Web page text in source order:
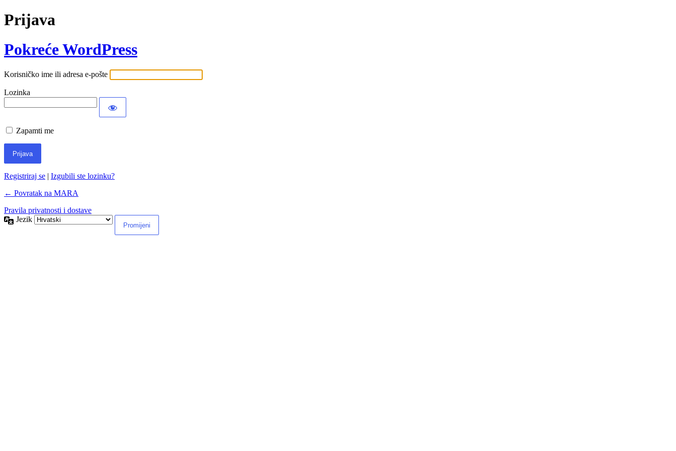
Prijava
Pokreće WordPress
Korisničko ime ili adresa e-pošte
Lozinka
Zapamti me
Registriraj se | Izgubili ste lozinku?
← Povratak na MARA
Pravila privatnosti i dostave
Jezik